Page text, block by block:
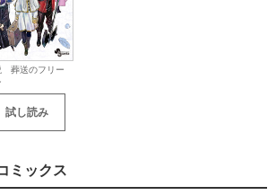
葬送のフリー
試し読み
ミックス